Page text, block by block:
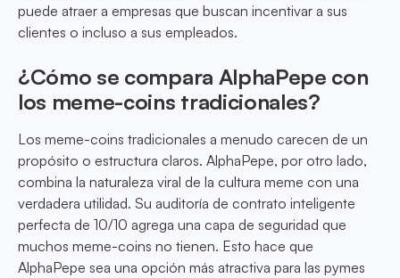
puede atraer a empresas que buscan incentivar a sus
clientes o incluso a sus empleados.
¿Cómo se compara AlphaPepe con
los meme-coins tradicionales?
Los meme-coins tradicionales a menudo carecen de un
propósito o estructura claros. AlphaPepe, por otro lado,
combina la naturaleza viral de la cultura meme con una
verdadera utilidad. Su auditoría de contrato inteligente
perfecta de 10/10 agrega una capa de seguridad que
muchos meme-coins no tienen. Esto hace que
AlphaPepe sea una opción más atractiva para las pymes